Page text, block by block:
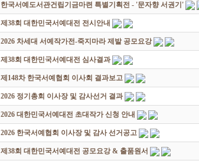
한국서예도서관건립기금마련 특별기획전 - '문자향 서권기'
제38회 대한민국서예대전 전시안내
2026 차세대 서예작가전-죽지마라 제발 공모요강
제38회 대한민국서예대전 심사결과
제148차 한국서예협회 이사회 결과보고
2026 정기총회 이사장 및 감사선거 결과
2026 대한민국서예대전 초대작가 신청 안내
2026 한국서예협회 이사장 및 감사 선거공고
제38회 대한민국서예대전 공모요강 & 출품원서